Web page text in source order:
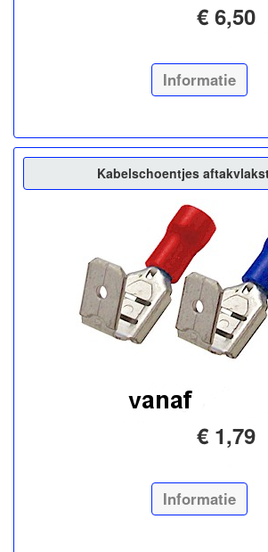
€ 6,50
Informatie
Kabelschoentjes
€ 1,79
Informatie